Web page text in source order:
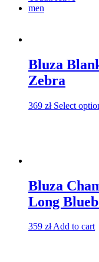
men
Bluza
Zebra
369 zł Select
Bluza
Long
359 złAdd to cart